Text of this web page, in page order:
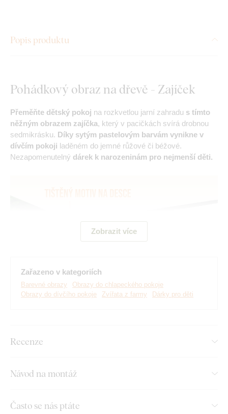
Popis produktu
Pohádkový obraz na dřevě - Zajíček
Přeměňte dětský pokoj na rozkvetlou jarní zahradu s tímto
něžným obrazem zajíčka, který v pacičkách svírá drobnou
sedmikrásku. Díky sytým pastelovým barvám vynikne v
dívčím pokoji laděném do jemné růžové či béžové.
Nezapomenutelný dárek k narozeninám pro nejmenší děti.
boku elegantní tmavě hnědý okraj, který ještě více zvýrazní
Objevte výhody dřevěných tištěných
Zobrazit více
Zařazeno v kategoriích
Barevné obrazy
Obrazy do chlapeckého pokoje
Obrazy do dívčího pokoje
Zvířata z farmy Dárky pro děti
Recenze
Návod na montáž
Často se nás ptáte